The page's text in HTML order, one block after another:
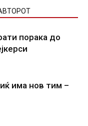
порака до
има нов тим –